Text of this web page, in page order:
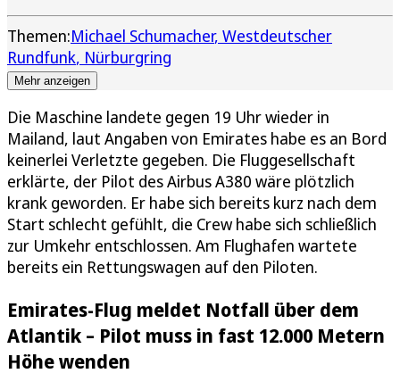
Themen:Michael Schumacher Westdeutscher
Rundfunk Nürburgring
Mehr anzeigen
Die Maschine landete gegen 19 Uhr wieder in
Mailand, laut Angaben von Emirates habe es an Bord
keinerlei Verletzte gegeben. Die Fluggesellschaft
erklärte, der Pilot des Airbus A380 wäre plötzlich
krank geworden. Er habe sich bereits kurz nach dem
Start schlecht gefühlt, die Crew habe sich schließlich
zur Umkehr entschlossen. Am Flughafen wartete
bereits ein Rettungswagen auf den Piloten.
Emirates-Flug meldet Notfall über dem
Atlantik – Pilot muss in fast 12.000 Metern
Höhe wenden